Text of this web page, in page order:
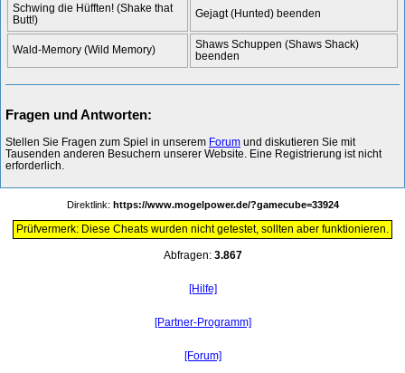
Schwing die Hüfften! (Shake that
Butt!)
Gejagt (Hunted) beenden
Wald-Memory (Wild Memory)
Shaws Schuppen (Shaws Shack)
beenden
Fragen und Antworten:
Stellen Sie Fragen zum Spiel in unserem Forum und diskutieren Sie mit
Tausenden anderen Besuchern unserer Website. Eine Registrierung ist nicht
erforderlich.
Direktlink: https://www.mogelpower.de/?gamecube=33924
Prüfvermerk: Diese Cheats wurden nicht getestet, sollten aber funktionieren.
Abfragen: 3.867
[Hilfe]
[Partner-Programm]
[Forum]